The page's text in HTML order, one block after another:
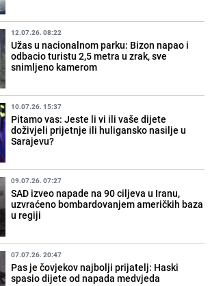
12.07.26. 08:22
Užas u nacionalnom parku: Bizon napao i
odbacio turistu 2,5 metra u zrak, sve
snimljeno kamerom
10.07.26. 15:37
Pitamo vas: Jeste li vi ili vaše dijete
doživjeli prijetnje ili huligansko nasilje u
Sarajevu?
09.07.26. 07:27
SAD izveo napade na 90 ciljeva u Iranu,
uzvraćeno bombardovanjem američkih baza
u regiji
07.07.26. 20:47
Pas je čovjekov najbolji prijatelj: Haski
spasio dijete od napada medvjeda